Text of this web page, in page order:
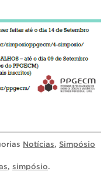
Notícias, Simpósio
, simpósio.